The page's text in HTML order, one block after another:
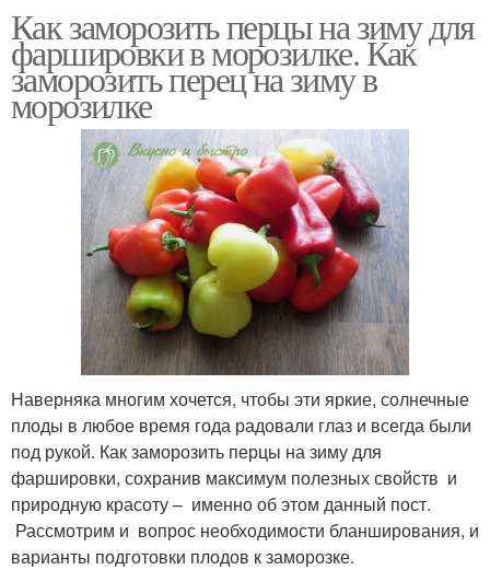
Как заморозить перцы на зиму для
фаршировки в морозилке. Как
заморозить перец на зиму в
морозилке
Наверняка многим хочется, чтобы эти яркие, солнечные
плоды в любое время года радовали глаз и всегда были
под рукой. Как заморозить перцы на зиму для
фаршировки, сохранив максимум полезных свойств и
природную красоту – именно об этом данный пост.
Рассмотрим и вопрос необходимости бланширования, и
варианты подготовки плодов к заморозке.